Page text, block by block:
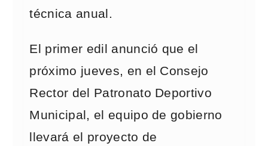
técnica anual.
El primer edil anunció que el
próximo jueves, en el Consejo
Rector del Patronato Deportivo
Municipal, el equipo de gobierno
llevará el proyecto de